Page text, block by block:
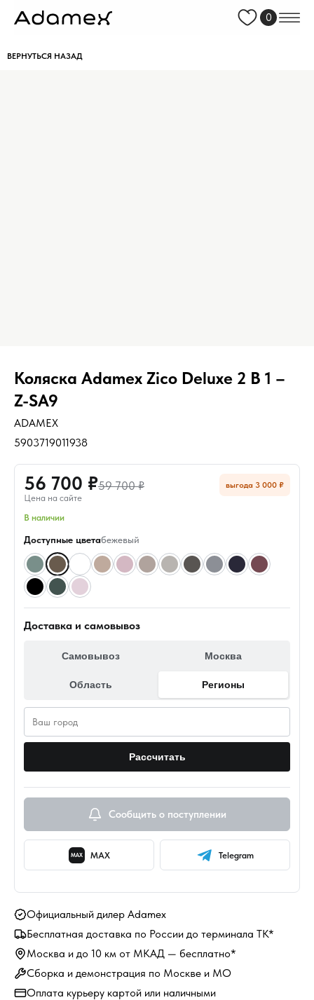
0
ВЕРНУТЬСЯ НАЗАД
Коляска Adamex Zico Deluxe 2 В 1 –
Z-SA9
ADAMEX
5903719011938
56 700 ₽59 700 ₽
Цена на сайте
выгода 3 000 ₽
В наличии
Доступные цветабежевый
Доставка и самовывоз
Самовывоз Москва
Область Регионы
Рассчитать
Сообщить о поступлении
MAX MAX Telegram
Официальный дилер Adamex
Бесплатная доставка по России до терминала ТК*
Москва и до 10 км от МКАД — бесплатно*
Сборка и демонстрация по Москве и МО
Оплата курьеру картой или наличными